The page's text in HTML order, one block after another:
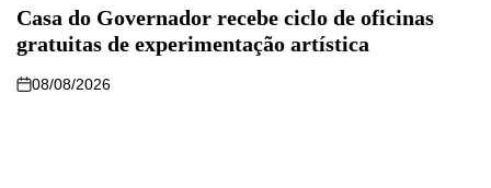
Casa do Governador recebe ciclo de oficinas
gratuitas de experimentação artística
08/08/2026